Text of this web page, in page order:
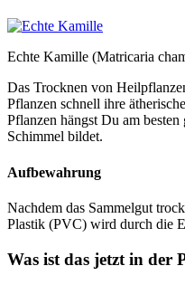
Echte Kamille (Matricaria
Das Trocknen von
Pflanzen schnell ihre
Pflanzen hängst Du am
Schimmel bildet.
Aufbewahrung
Nachdem das Sammelgut
Plastik (PVC) wird durch die
Was ist das jetzt in der